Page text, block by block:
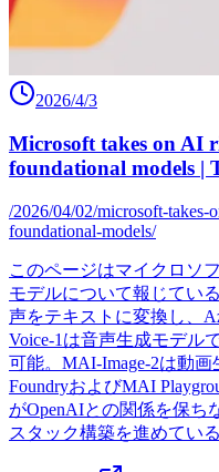
2026/4/3
Microsoft takes on AI
foundational models |
/2026/04/02/microsoft-takes-
foundational-models/
このページはマイクロソ
モデルについて報じてい
声をテキストに変換し、
Voice-1は音声生成モデル
可能。MAI-Image-2は動
FoundryおよびMAI
がOpenAIとの関係を保ち
スタック構築を進めてい